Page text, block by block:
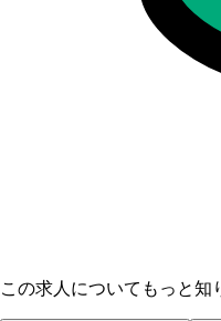
この求人についてもっと知